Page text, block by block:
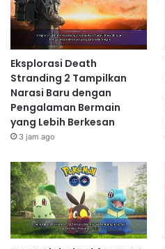
Eksplorasi Death
Stranding 2 Tampilkan
Narasi Baru dengan
Pengalaman Bermain
yang Lebih Berkesan
3 jam ago